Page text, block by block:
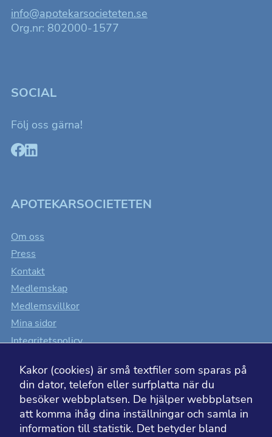
info@apotekarsocieteten.se
Org.nr: 802000-1577
SOCIAL
Följ oss gärna!
APOTEKARSOCIETETEN
Om oss
Press
Kontakt
Medlemskap
Medlemsvillkor
Mina sidor
Integritetspolicy
Tillgänglighet
Kakor (cookies) är små textfiler som sparas på
din dator, telefon eller surfplatta när du
besöker webbplatsen. De hjälper webbplatsen
att komma ihåg dina inställningar och samla in
information till statistik. Det betyder bland